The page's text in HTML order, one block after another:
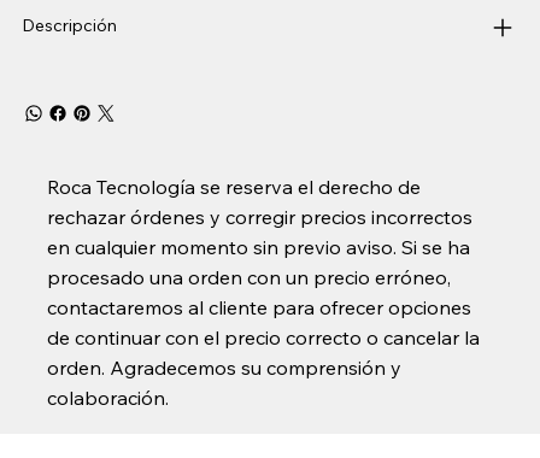
Descripción
Roca Tecnología se reserva el derecho de
rechazar órdenes y corregir precios incorrectos
en cualquier momento sin previo aviso. Si se ha
procesado una orden con un precio erróneo,
contactaremos al cliente para ofrecer opciones
de continuar con el precio correcto o cancelar la
orden. Agradecemos su comprensión y
colaboración.